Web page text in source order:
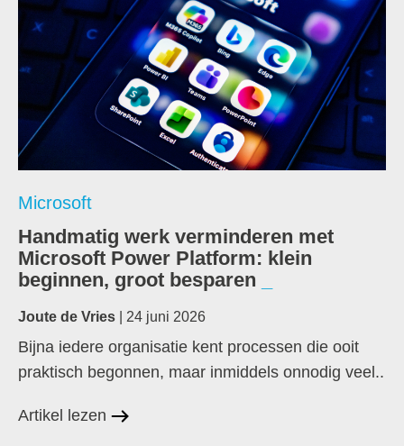
Microsoft
Handmatig werk verminderen met
Microsoft Power Platform: klein
beginnen, groot besparen
Joute de Vries | 24 juni 2026
Bijna iedere organisatie kent processen die ooit
praktisch begonnen, maar inmiddels onnodig veel..
Artikel lezen